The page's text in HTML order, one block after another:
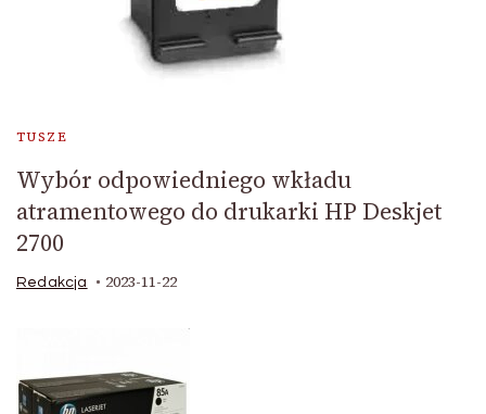
TUSZE
Wybór odpowiedniego wkładu
atramentowego do drukarki HP Deskjet
2700
Redakcja 2023-11-22